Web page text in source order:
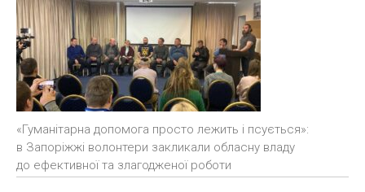
«Гуманітарна допомога просто лежить і псується»:
в Запоріжжі волонтери закликали обласну владу
до ефективної та злагодженої роботи